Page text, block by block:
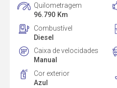
Quilometragem
96.790 Km
Combustível
Diesel
Caixa de velocidades
Manual
Cor exterior
Azul